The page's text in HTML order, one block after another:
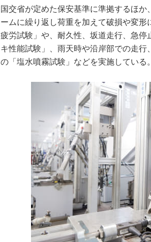
国交省が定めた保安基準に準拠するほ
ームに繰り返し荷重を加えて破損や変
疲労試験」や、耐久性、坂道走行、急
キ性能試験」、雨天時や沿岸部での走
の「塩水噴霧試験」などを実施している。